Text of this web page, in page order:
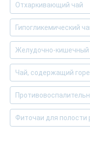
Отхаркивающий чай
Гипогликемический
Желудочно-кишечный
Чай, содержащий
Фиточаи для полости